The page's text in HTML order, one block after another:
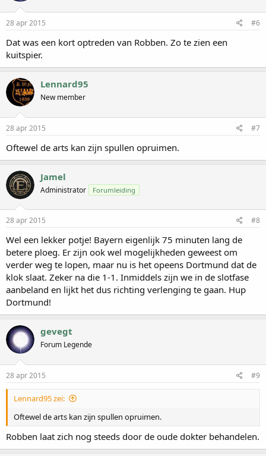
28 apr 2015 #6
Dat was een kort optreden van Robben. Zo te zien een
kuitspier.
Lennard95
New member
28 apr 2015 #7
Oftewel de arts kan zijn spullen opruimen.
Jamel
Administrator Forumleiding
28 apr 2015 #8
Wel een lekker potje! Bayern eigenlijk 75 minuten lang de
betere ploeg. Er zijn ook wel mogelijkheden geweest om
verder weg te lopen, maar nu is het opeens Dortmund dat de
klok slaat. Zeker na die 1-1. Inmiddels zijn we in de slotfase
aanbeland en lijkt het dus richting verlenging te gaan. Hup
Dortmund!
gevegt
Forum Legende
28 apr 2015 #9
Lennard95 zei:
Oftewel de arts kan zijn spullen opruimen.
Robben laat zich nog steeds door de oude dokter behandelen.